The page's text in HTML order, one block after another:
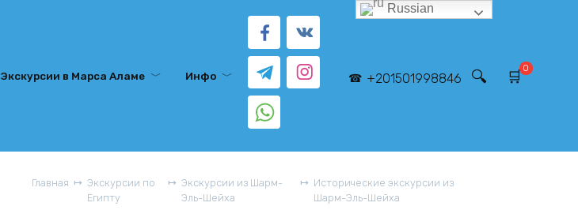
Экскурсии в Марса Аламе Инфо +201501998846
0
Главная
Экскурсии по
Египту
Экскурсии из Шарм-
Эль-Шейха
Исторические экскурсии из
Шарм-Эль-Шейха
Russian